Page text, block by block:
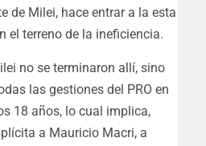
de Milei, hace entrar a la esta
el terreno de la ineficiencia.
no se terminaron allí, sino
las gestiones del PRO en
18 años, lo cual implica,
a Mauricio Macri, a